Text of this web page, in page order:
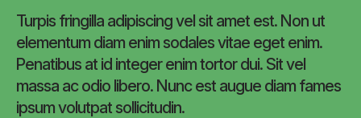
Turpis fringilla adipiscing vel sit amet est. Non ut
elementum diam enim sodales vitae eget enim.
Penatibus at id integer enim tortor dui. Sit vel
massa ac odio libero. Nunc est augue diam fames
ipsum volutpat sollicitudin.